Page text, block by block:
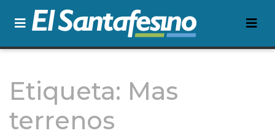
Etiqueta: Mas
terrenos